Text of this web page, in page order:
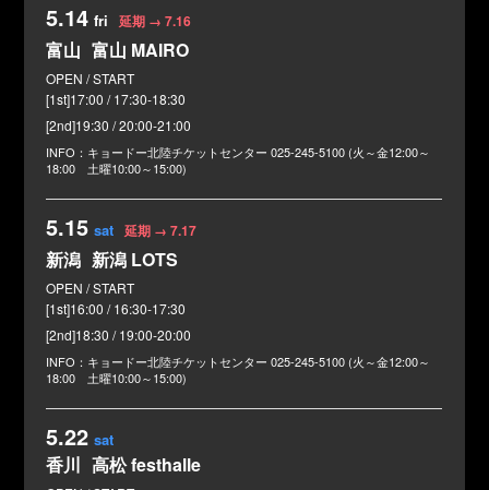
5.14 fri 延期 → 7.16
富山 富山 MAIRO
[1st]17:00 / 17:30-18:30
[2nd]19:30 / 20:00-21:00
キョードー北陸チケットセンター025-245-5100 (火～金12:00～
18:00 土曜10:00～15:00)
5.15 sat 延期 → 7.17
新潟 新潟 LOTS
[1st]16:00 / 16:30-17:30
[2nd]18:30 / 19:00-20:00
キョードー北陸チケットセンター025-245-5100 (火～金12:00～
18:00 土曜10:00～15:00)
5.22 sat
香川 高松 festhalle